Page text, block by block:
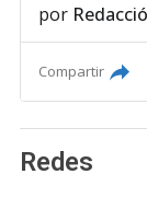
por
Compartir
Redes